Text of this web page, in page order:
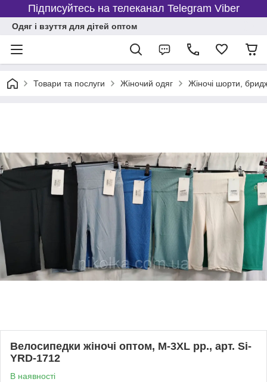
Підписуйтесь на телеканал Telegram Viber
Одяг і взуття для дітей оптом
Товари та послуги Жіночий одяг Жіночі шорти,
Велосипедки жіночі оптом, M-3XL рр., арт. Si-
YRD-1712
В наявності